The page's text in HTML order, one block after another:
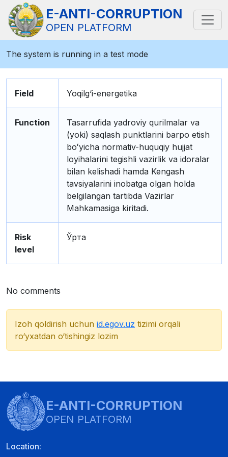
E-ANTI-CORRUPTION
OPEN PLATFORM
The system is running in a test mode
Field Yoqilg‘i-energetika
Function
Tasarrufida yadroviy qurilmalar va
(yoki) saqlash punktlarini barpo etish
boʻyicha normativ-huquqiy hujjat
loyihalarini tegishli vazirlik va idoralar
bilan kelishadi hamda Kengash
tavsiyalarini inobatga olgan holda
belgilangan tartibda Vazirlar
Mahkamasiga kiritadi.
Risk
level
Ўрта
No comments
Izoh qoldirish uchun id.egov.uz tizimi orqali
ro‘yxatdan o‘tishingiz lozim
E-ANTI-CORRUPTION
OPEN PLATFORM
Location: